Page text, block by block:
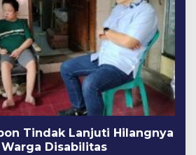
Tindak Lanjuti Hilangnya
Disabilitas